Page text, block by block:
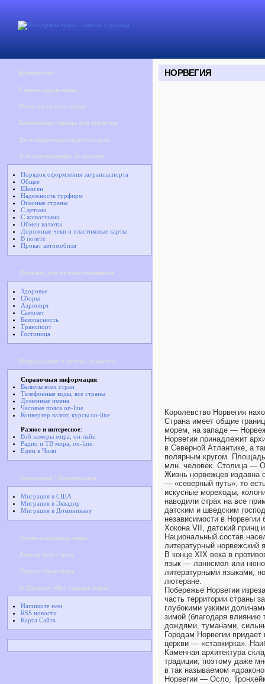
Континенты
Список стран мира
Новости со всех стран
Безвизовые страны для туристов
Достопримечательности стран
Для выезжающих за границу
Порядок оформления загранпаспорта
Общее
Шенген
Надежность турфирм
Опасные страны
С детьми
С животными
Обмен валюты
Дорожные чеки и пластиковые карты
В полете
Прокат автомобиля
Правила для путешественников
Здоровье
Сборы
Аэропорт
Самолет
Безопасность
Транспорт
Гостиница
Информация и советы туристам
Справочная информация:
Валюты всех стран
Телефонные коды, все страны
Доменные имена
Часовые пояса on-line
Конвертер валют, курсы on-line
Разное и интересное:
Вэб камеры мира, он-лайн
Радио и ТВ мира, on-line.
Едем в Чили
Эмиграция / Иммиграция
Миграция в США
Миграция в Эквадор
Миграция в Доминикану
Отели и курорты мира
Деньги всех стран
Чудеса стран мира
О Проекте «Все страны мира»
Напишите нам
RSS новости
Карта Сайта
НОРВЕГИЯ
Королевство Норвегия
Страна имеет общие
морем, на западе —
Норвегии принадлежит
в Северной Атлантике, а
полярным кругом.
млн. человек. Столица —
Жизнь норвежцев издавна
— «северный путь», то
искусные мореходы,
наводили страх на все
датским и шведским
независимости в
Хокона VII, датский принц
Национальный состав
литературный
В конце XIX века в
язык — ланнсмол или
литературными языками,
лютеране.
Побережье Норвегии
часть территории страны
глубокими узкими
зимой (благодаря влиянию
дождями, туманами,
Городам Норвегии
церкви — «ставкирка».
Каменная архитектура
традиции, поэтому даже
в так называемом
Норвегии — Осло,